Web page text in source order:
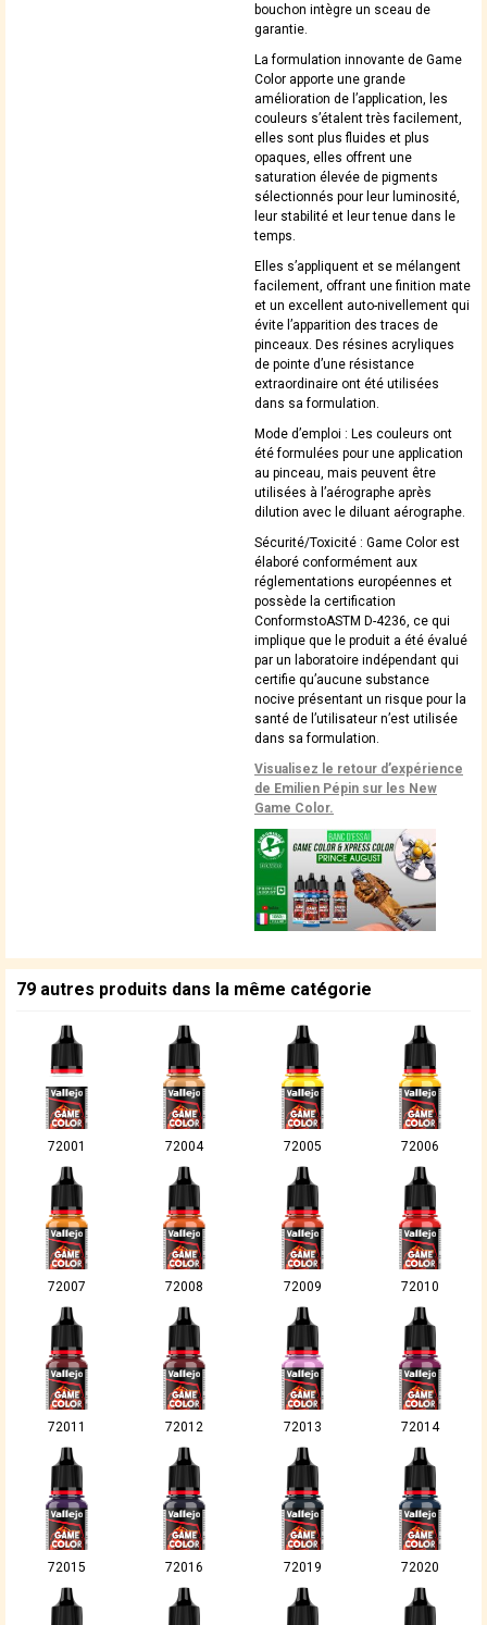
bouchon intègre un sceau de
garantie.
La formulation innovante de Game
Color apporte une grande
amélioration de l’application, les
couleurs s’étalent très facilement,
elles sont plus fluides et plus
opaques, elles offrent une
saturation élevée de pigments
sélectionnés pour leur luminosité,
leur stabilité et leur tenue dans le
temps.
Elles s’appliquent et se mélangent
facilement, offrant une finition mate
et un excellent auto-nivellement qui
évite l’apparition des traces de
pinceaux. Des résines acryliques
de pointe d’une résistance
extraordinaire ont été utilisées
dans sa formulation.
Mode d’emploi : Les couleurs ont
été formulées pour une application
au pinceau, mais peuvent être
utilisées à l’aérographe après
dilution avec le diluant aérographe.
Sécurité/Toxicité : Game Color est
élaboré conformément aux
réglementations européennes et
possède la certification
ConformstoASTM D-4236, ce qui
implique que le produit a été évalué
par un laboratoire indépendant qui
certifie qu’aucune substance
nocive présentant un risque pour la
santé de l’utilisateur n’est utilisée
dans sa formulation.
Visualisez le retour d’expérience
de Emilien Pépin sur les New
Game Color.
79 autres produits dans la même catégorie
72001 72004 72005 72006
72007 72008 72009 72010
72011 72012 72013 72014
72015 72016 72019 72020